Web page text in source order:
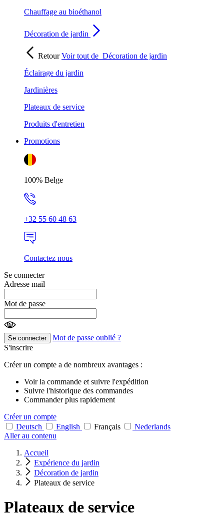
Chauffage au bioéthanol
Décoration de jardin
RetourVoir tout de Décoration de jardin
Éclairage du jardin
Jardinières
Plateaux de service
Produits d'entretien
Promotions
100% Belge
+32 55 60 48 63
Contactez nous
Se connecter
Adresse mail
Mot de passe
Se connecter
Mot de passe oublié ?
S'inscrire
Créer un compte a de nombreux avantages :
Voir la commande et suivre l'expédition
Suivre l'historique des commandes
Commander plus rapidement
Créer un compte
Deutsch
English Français
Nederlands
Aller au contenu
Accueil
Expérience du jardin
Décoration de jardin
Plateaux de service
Plateaux de service